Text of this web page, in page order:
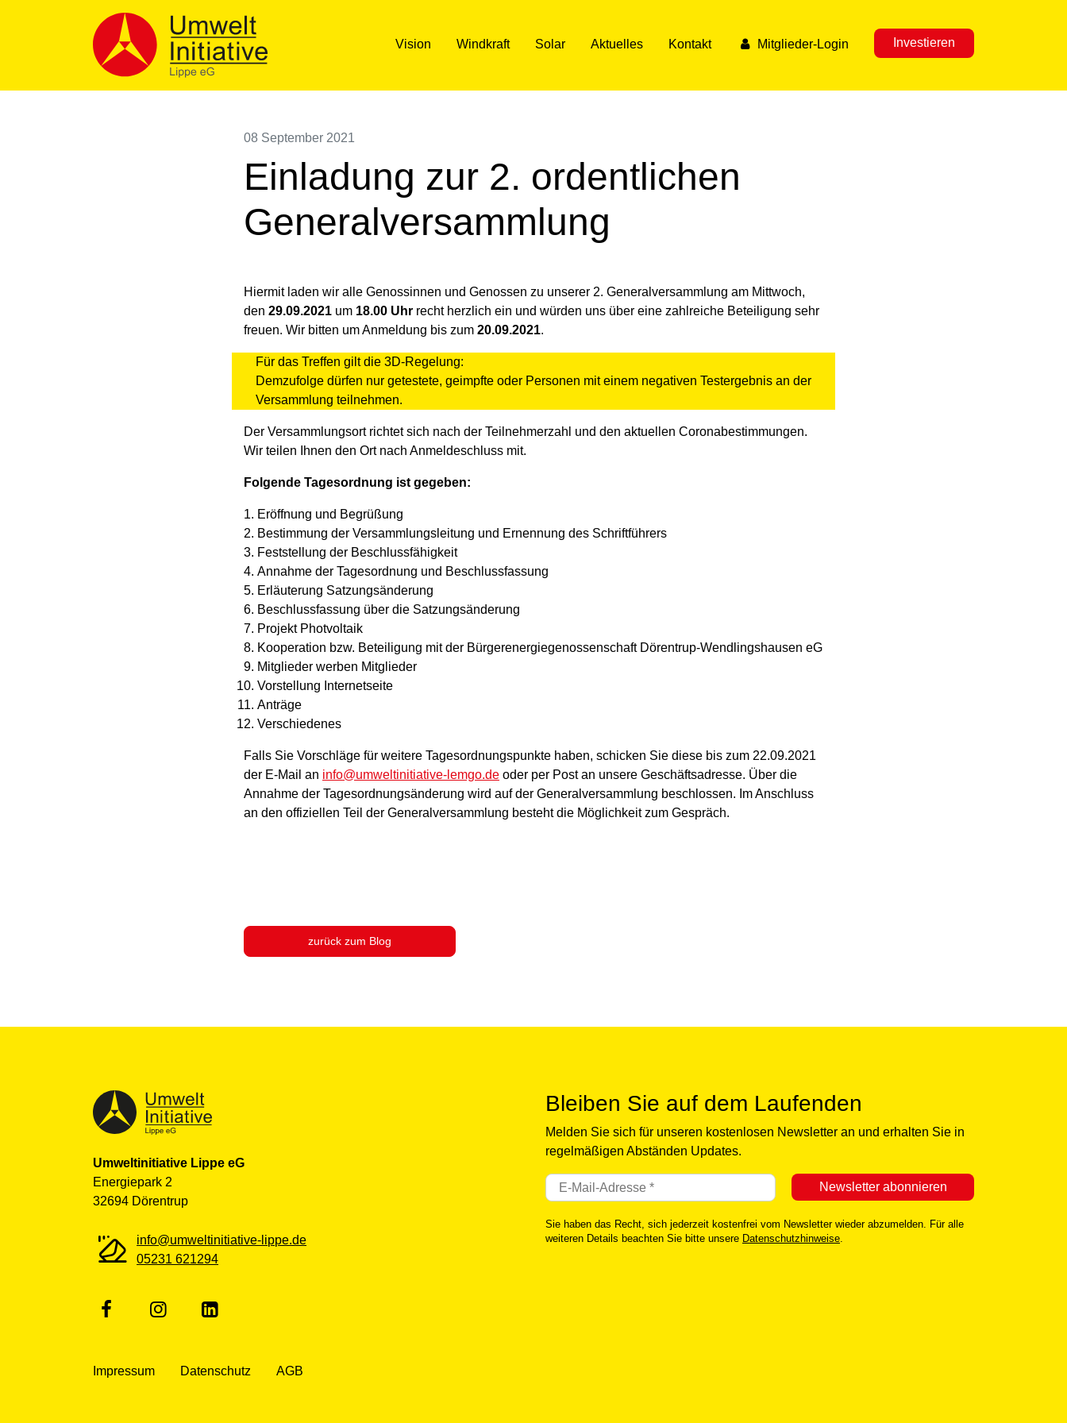
Vision Windkraft Solar Aktuelles Kontakt Mitglieder-Login Investieren
08 September 2021
Einladung zur 2. ordentlichen
Generalversammlung
Hiermit laden wir alle Genossinnen und Genossen zu unserer 2. Generalversammlung am Mittwoch,
den 29.09.2021 um 18.00 Uhr recht herzlich ein und würden uns über eine zahlreiche Beteiligung sehr
freuen. Wir bitten um Anmeldung bis zum 20.09.2021.
Für das Treffen gilt die 3D-Regelung:
Demzufolge dürfen nur getestete, geimpfte oder Personen mit einem negativen Testergebnis an der
Versammlung teilnehmen.
Der Versammlungsort richtet sich nach der Teilnehmerzahl und den aktuellen Coronabestimmungen.
Wir teilen Ihnen den Ort nach Anmeldeschluss mit.
Folgende Tagesordnung ist gegeben:
Eröffnung und Begrüßung
Bestimmung der Versammlungsleitung und Ernennung des Schriftführers
Feststellung der Beschlussfähigkeit
Annahme der Tagesordnung und Beschlussfassung
Erläuterung Satzungsänderung
Beschlussfassung über die Satzungsänderung
Projekt Photvoltaik
Kooperation bzw. Beteiligung mit der Bürgerenergiegenossenschaft Dörentrup-Wendlingshausen eG
Mitglieder werben Mitglieder
Vorstellung Internetseite
Anträge
Verschiedenes
Falls Sie Vorschläge für weitere Tagesordnungspunkte haben, schicken Sie diese bis zum 22.09.2021
der E-Mail an info@umweltinitiative-lemgo.de oder per Post an unsere Geschäftsadresse. Über die
Annahme der Tagesordnungsänderung wird auf der Generalversammlung beschlossen. Im Anschluss
an den offiziellen Teil der Generalversammlung besteht die Möglichkeit zum Gespräch.
zurück zum Blog
Bleiben Sie auf dem Laufenden
Melden Sie sich für unseren kostenlosen Newsletter an und erhalten Sie in
regelmäßigen Abständen Updates.
Sie haben das Recht, sich jederzeit kostenfrei vom Newsletter wieder abzumelden. Für alle
weiteren Details beachten Sie bitte unsere Datenschutzhinweise
Umweltinitiative Lippe eG
Energiepark 2
32694 Dörentrup
info@umweltinitiative-lippe.de
05231 621294
Impressum Datenschutz AGB